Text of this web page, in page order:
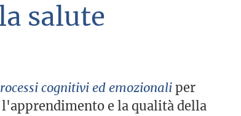
salute
cognitivi ed emozionaliper
e la qualità della